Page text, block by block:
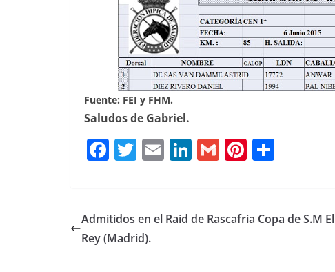
Fuente: FEI y FHM.
Saludos de Gabriel.
F
e
b
T
te
r
E
l
Li
e
G
l
Pi
rep
Admitidos en el Raid de Rascafria Copa de S.M El
Rey (Madrid).